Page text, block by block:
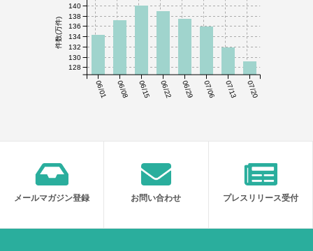
06/01 06/08 06/15 06/22 06/29 07/06 07/13 07/20
件数(万件)
128
130
132
134
136
138
140
メールマガジン登録 お問い合わせ プレスリリース受付